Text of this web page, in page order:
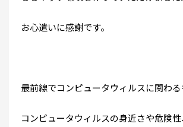
お心遣いに感謝です。
最前線でコンピュータウィルスに関わる
コンピュータウィルスの身近さや危険